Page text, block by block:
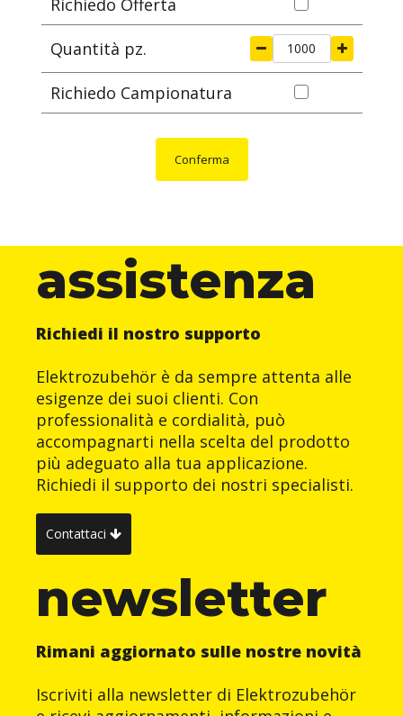
Richiedo Offerta
Quantità pz.
Richiedo Campionatura
Conferma
assistenza
Richiedi il nostro supporto
Elektrozubehör è da sempre attenta alle
esigenze dei suoi clienti. Con
professionalità e cordialità, può
accompagnarti nella scelta del prodotto
più adeguato alla tua applicazione.
Richiedi il supporto dei nostri specialisti.
Contattaci
newsletter
Rimani aggiornato sulle nostre novità
Iscriviti alla newsletter di Elektrozubehör